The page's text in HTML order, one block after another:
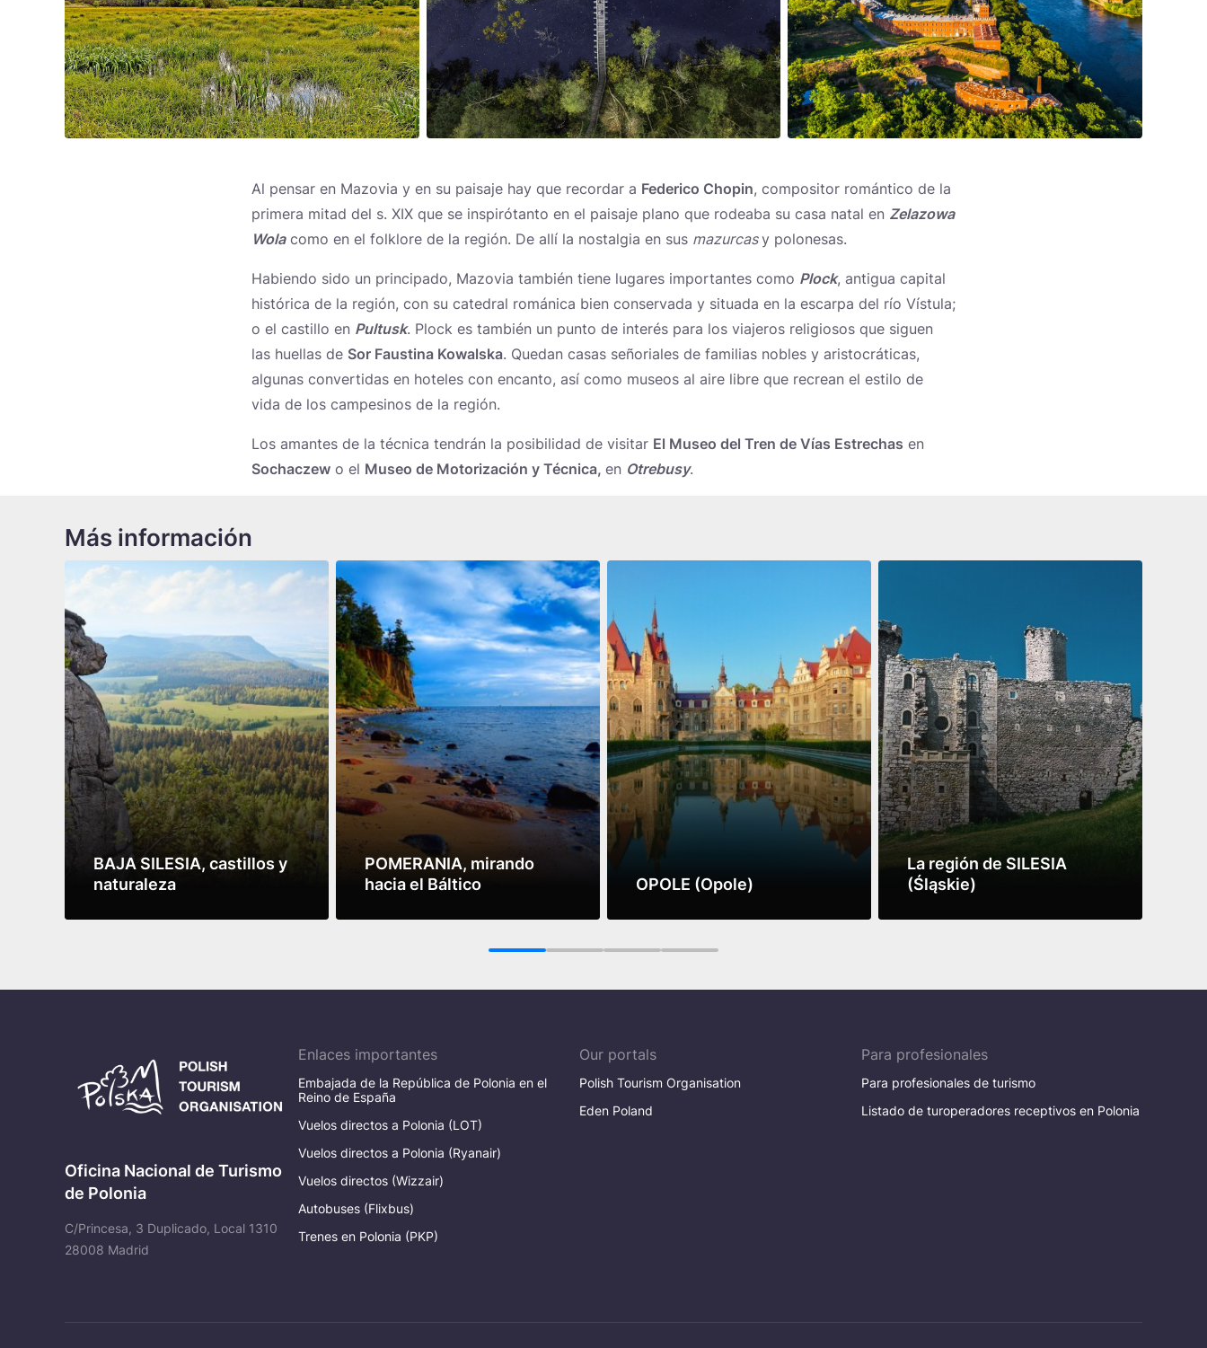
Al pensar en Mazovia y en su paisaje hay que recordar a Federico Chopin, compositor romántico de la
primera mitad del s. XIX que se inspirótanto en el paisaje plano que rodeaba su casa natal en Zelazowa
Wolacomo en el folklore de la región. De allí la nostalgia en sus mazurcasy polonesas.
Habiendo sido un principado, Mazovia también tiene lugares importantes como Plock, antigua capital
histórica de la región, con su catedral románica bien conservada y situada en la escarpa del río Vístula;
o el castillo en Pultusk. Plock es también un punto de interés para los viajeros religiosos que siguen
las huellas de Sor Faustina Kowalska. Quedan casas señoriales de familias nobles y aristocráticas,
algunas convertidas en hoteles con encanto, así como museos al aire libre que recrean el estilo de
vida de los campesinos de la región.
Los amantes de la técnica tendrán la posibilidad de visitar El Museo del Tren de Vías Estrechas en
Sochaczew o el Museo de Motorización y Técnica, en Otrebusy.
Más información
BAJA SILESIA, castillos y
naturaleza
Leer más
POMERANIA, mirando
hacia el Báltico
Leer más
OPOLE (Opole)
Leer más
La región de SILESIA
(Śląskie)
Leer más
1 2 3 4
Oficina Nacional de Turismo
de Polonia
C/Princesa, 3 Duplicado, Local 1310
28008 Madrid
Enlaces importantes
Embajada de la República de Polonia en el
Reino de España
Vuelos directos a Polonia (LOT)
Vuelos directos a Polonia (Ryanair)
Vuelos directos (Wizzair)
Autobuses (Flixbus)
Trenes en Polonia (PKP)
Our portals
Polish Tourism Organisation
Eden Poland
Para profesionales
Para profesionales de turismo
Listado de turoperadores receptivos en Polonia